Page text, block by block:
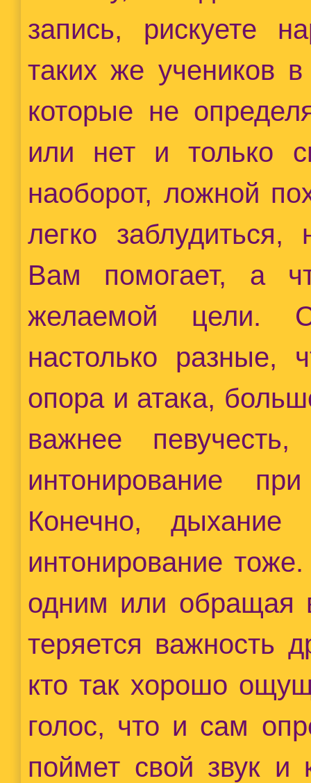
запись, рискуете
таких же учеников в
которые не
или нет и только
наоборот, ложной
легко
Вам помогает, а
желаемой цели.
настолько разные,
опора и атака,
важнее
интонирование
Конечно,
интонирование
одним или обращая
теряется важность
кто так хорошо
голос, что и сам
поймет свой звук и